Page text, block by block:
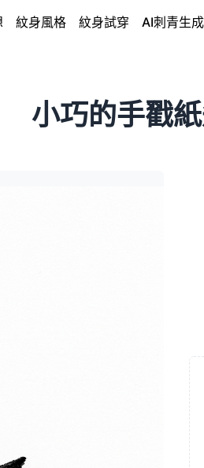
紋身風格 紋身試穿 AI刺青生
小巧的手戳